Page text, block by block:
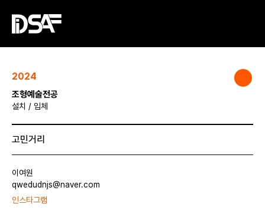
2024
조형예술전공
설치 / 입체
고민거리
이여원
qwedudnjs@naver.com
인스타그램